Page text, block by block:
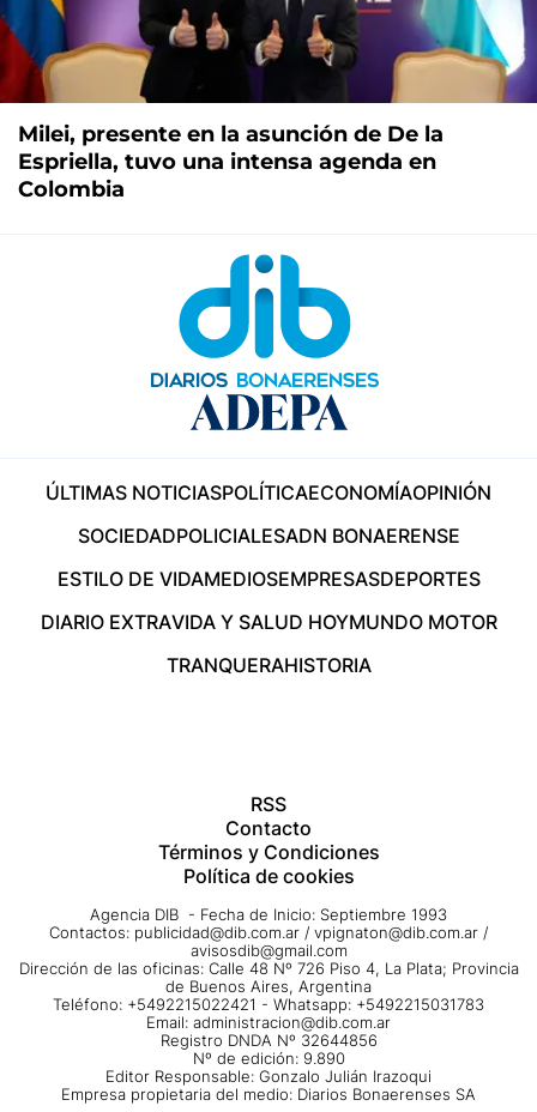
Milei, presente en la asunción de De la
Espriella, tuvo una intensa agenda en
Colombia
ÚLTIMAS NOTICIASPOLÍTICAECONOMÍAOPINIÓN
SOCIEDADPOLICIALESADN BONAERENSE
ESTILO DE VIDAMEDIOSEMPRESASDEPORTES
DIARIO EXTRAVIDA Y SALUD HOYMUNDO MOTOR
TRANQUERAHISTORIA
RSS
Contacto
Términos y Condiciones
Política de cookies
Agencia DIB - Fecha de Inicio: Septiembre 1993
Contactos: publicidad@dib.com.ar / vpignaton@dib.com.ar /
avisosdib@gmail.com
Dirección de las oficinas: Calle 48 Nº 726 Piso 4, La Plata; Provincia
de Buenos Aires, Argentina
Teléfono: +5492215022421 - Whatsapp: +5492215031783
Email: administracion@dib.com.ar
Registro DNDA Nº 32644856
Nº de edición: 9.890
Editor Responsable: Gonzalo Julián Irazoqui
Empresa propietaria del medio: Diarios Bonaerenses SA